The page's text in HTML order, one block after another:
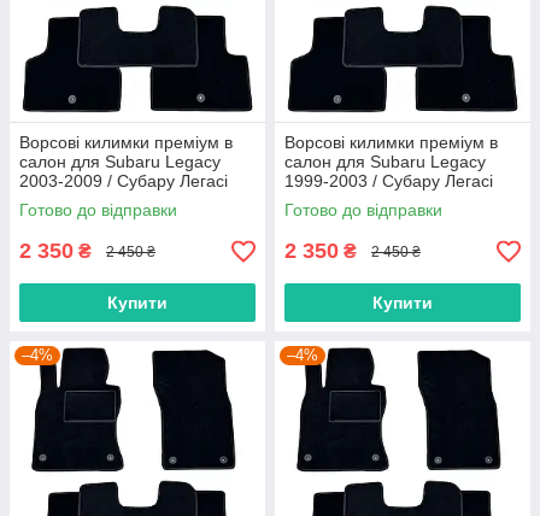
Ворсові килимки преміум в
салон для Subaru Legacy
2003-2009 / Субару Легасі
килимки
Готово до відправки
2 350 ₴ 2 450 ₴
Купити
Ворсові килимки преміум в
салон для Subaru Legacy
1999-2003 / Субару Легасі
килимки
Готово до відправки
2 350 ₴ 2 450 ₴
Купити
–4% –4%